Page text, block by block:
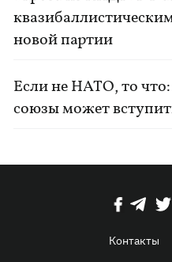
новой партии
Если не НАТО, то
союзы может
Контакты